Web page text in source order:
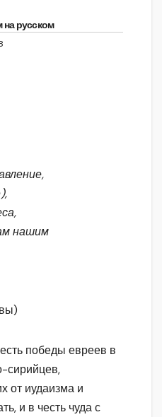
на русском
нашим
победы евреев в
сирийцев,
от иудаизма и
и в честь чуда с